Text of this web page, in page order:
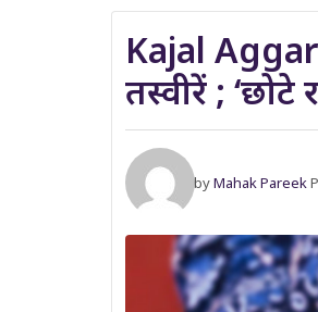
Kajal
तस्वीरें ; ‘छोटे
byMahak Pareek